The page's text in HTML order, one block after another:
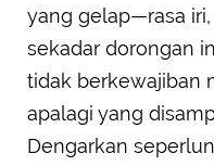
yang gelap—rasa
sekadar dorongan
tidak berkewajiban
apalagi yang
Dengarkan